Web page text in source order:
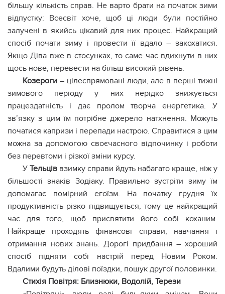
більшу кількість справ. Не варто брати на початок зими
відпустку: Всесвіт хоче, щоб ці люди були постійно
залучені в якийсь цікавий для них процес. Найкращий
спосіб почати зиму і провести її вдало – закохатися.
Якщо Діва вже в стосунках, то саме час вдихнути в них
щось нове, перевести на більш високий рівень.
Козероги – цілеспрямовані люди, але в перші тижні
зимового періоду у них нерідко знижується
працездатність і дає пролом творча енергетика. У
зв’язку з цим їм потрібне джерело натхнення. Можуть
початися капризи і перепади настрою. Справитися з цим
можна за допомогою своєчасного відпочинку і роботи
без перевтоми і різкої зміни курсу.
У Тельців взимку справи йдуть набагато краще, ніж у
більшості знаків Зодіаку. Правильно зустріти зиму їм
допомагає помірний егоїзм. На початку грудня їх
продуктивність різко підвищується, тому це найкращий
час для того, щоб присвятити його собі коханим.
Найкраще проходять фінансові справи, навчання і
отримання нових знань. Дорогі придбання – хороший
спосіб підняти собі настрій перед Новим Роком.
Вдалими будуть ділові поїздки, пошук другої половинки.
Стихія Повітря: Близнюки, Водолій, Терези